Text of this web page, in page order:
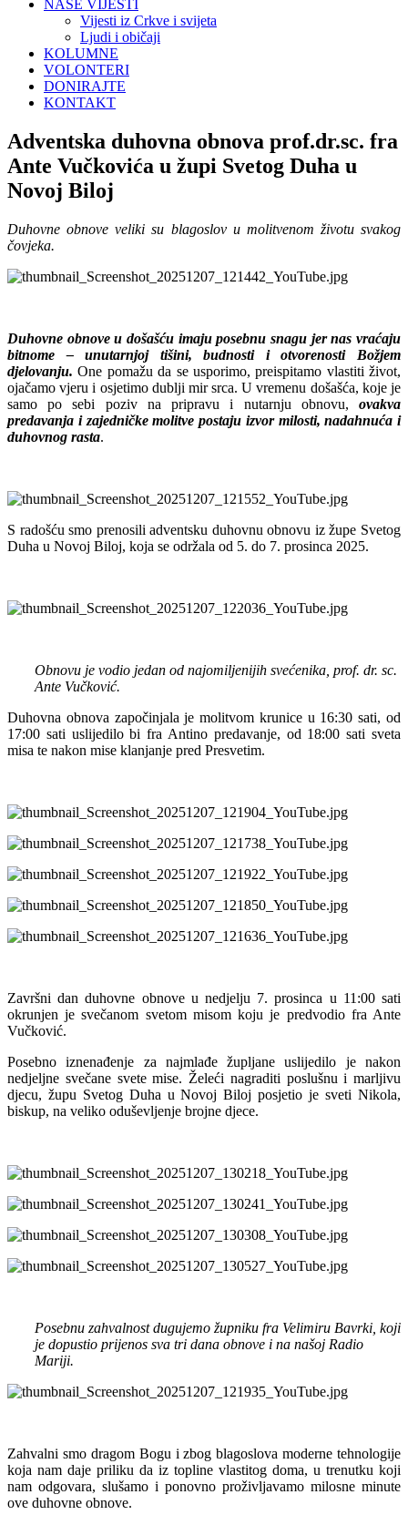
NAŠE VIJESTI
Vijesti iz Crkve i svijeta
Ljudi i običaji
KOLUMNE
VOLONTERI
DONIRAJTE
KONTAKT
Adventska duhovna obnova prof.dr.sc. fra
Ante Vučkovića u župi Svetog Duha u
Novoj Biloj
Duhovne obnove veliki su blagoslov u molitvenom životu svakog
čovjeka.
Duhovne obnove u došašću imaju posebnu snagu jer nas vraćaju
bitnome – unutarnjoj tišini, budnosti i otvorenosti Božjem
djelovanju. One pomažu da se usporimo, preispitamo vlastiti život,
ojačamo vjeru i osjetimo dublji mir srca. U vremenu došašća, koje je
samo po sebi poziv na pripravu i nutarnju obnovu, ovakva
predavanja i zajedničke molitve postaju izvor milosti, nadahnuća i
duhovnog rasta.
S radošću smo prenosili adventsku duhovnu obnovu iz župe Svetog
Duha u Novoj Biloj, koja se održala od 5. do 7. prosinca 2025.
Obnovu je vodio jedan od najomiljenijih svećenika, prof. dr. sc.
Ante Vučković.
Duhovna obnova započinjala je molitvom krunice u 16:30 sati, od
17:00 sati uslijedilo bi fra Antino predavanje, od 18:00 sati sveta
misa te nakon mise klanjanje pred Presvetim.
Završni dan duhovne obnove u nedjelju 7. prosinca u 11:00 sati
okrunjen je svečanom svetom misom koju je predvodio fra Ante
Vučković.
Posebno iznenađenje za najmlađe župljane uslijedilo je nakon
nedjeljne svečane svete mise. Želeći nagraditi poslušnu i marljivu
djecu, župu Svetog Duha u Novoj Biloj posjetio je sveti Nikola,
biskup, na veliko oduševljenje brojne djece.
Posebnu zahvalnost dugujemo župniku fra Velimiru Bavrki, koji
je dopustio prijenos sva tri dana obnove i na našoj Radio
Mariji.
Zahvalni smo dragom Bogu i zbog blagoslova moderne tehnologije
koja nam daje priliku da iz topline vlastitog doma, u trenutku koji
nam odgovara, slušamo i ponovno proživljavamo milosne minute
ove duhovne obnove.